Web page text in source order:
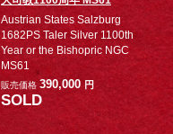
Austrian States Salzburg
1682PS Taler Silver 1100th
Year or the Bishopric NGC
MS61
販売価格 390,000 円
SOLD